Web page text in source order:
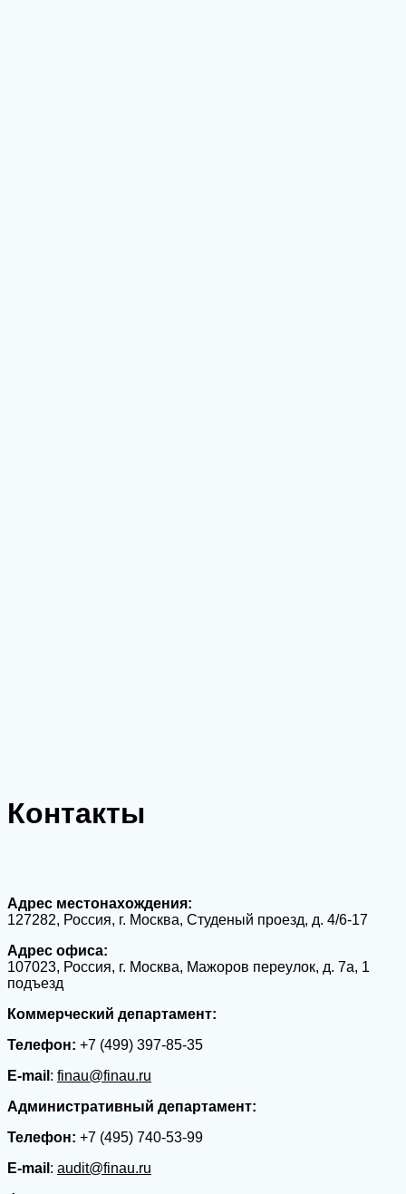
Контакты
Адрес местонахождения:
127282, Россия, г. Москва, Студеный проезд, д. 4/6-17
Адрес офиса:
107023, Россия, г. Москва, Мажоров переулок, д. 7а, 1
подъезд
Коммерческий департамент:
Телефон: +7 (499) 397-85-35
E-mail : finau@finau.ru
Административный департамент:
Телефон: +7 (495) 740-53-99
E-mail : audit@finau.ru